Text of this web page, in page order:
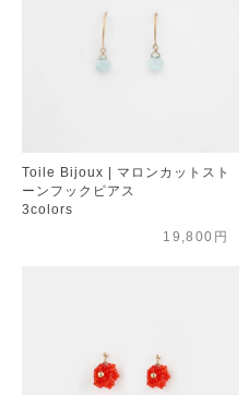
Toile Bijoux | マロンカットスト
ーンフックピアス
3colors
19,800円